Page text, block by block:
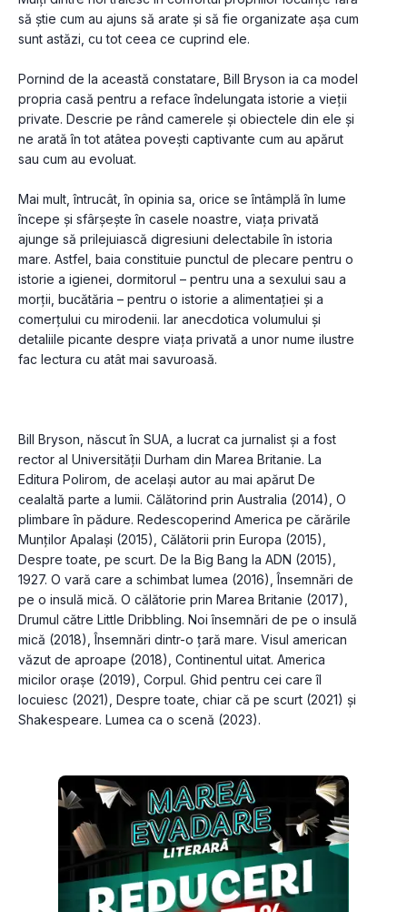
să ştie cum au ajuns să arate şi să fie organizate aşa cum
sunt astăzi, cu tot ceea ce cuprind ele.
Pornind de la această constatare, Bill Bryson ia ca model
propria casă pentru a reface îndelungata istorie a vieţii
private. Descrie pe rând camerele şi obiectele din ele şi
ne arată în tot atâtea poveşti captivante cum au apărut
sau cum au evoluat.
Mai mult, întrucât, în opinia sa, orice se întâmplă în lume
începe şi sfârşeşte în casele noastre, viaţa privată
ajunge să prilejuiască digresiuni delectabile în istoria
mare. Astfel, baia constituie punctul de plecare pentru o
istorie a igienei, dormitorul – pentru una a sexului sau a
morţii, bucătăria – pentru o istorie a alimentaţiei şi a
comerţului cu mirodenii. Iar anecdotica volumului şi
detaliile picante despre viaţa privată a unor nume ilustre
fac lectura cu atât mai savuroasă.
Bill Bryson, născut în SUA, a lucrat ca jurnalist şi a fost
rector al Universităţii Durham din Marea Britanie. La
Editura Polirom, de acelaşi autor au mai apărut De
cealaltă parte a lumii. Călătorind prin Australia (2014), O
plimbare în pădure. Redescoperind America pe cărările
Munţilor Apalaşi (2015), Călătorii prin Europa (2015),
Despre toate, pe scurt. De la Big Bang la ADN (2015),
1927. O vară care a schimbat lumea (2016), Însemnări de
pe o insulă mică. O călătorie prin Marea Britanie (2017),
Drumul către Little Dribbling. Noi însemnări de pe o insulă
mică (2018), Însemnări dintr-o ţară mare. Visul american
văzut de aproape (2018), Continentul uitat. America
micilor oraşe (2019), Corpul. Ghid pentru cei care îl
locuiesc (2021), Despre toate, chiar că pe scurt (2021) şi
Shakespeare. Lumea ca o scenă (2023).